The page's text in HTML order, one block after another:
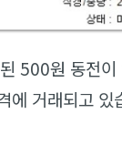
500원 동전이
에 거래되고